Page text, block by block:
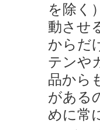
を除く
動させ
からだ
テンや
品から
がある
めに常